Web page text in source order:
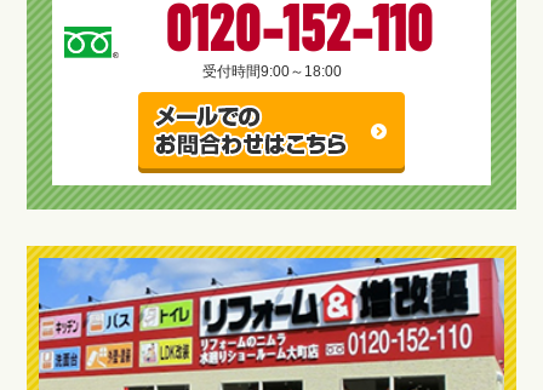
0120-152-110
受付時間9:00～18:00